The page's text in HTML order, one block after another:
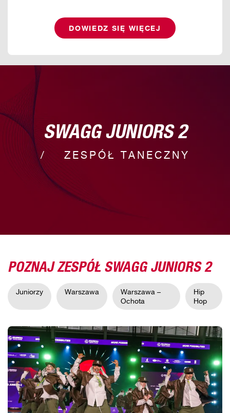
DOWIEDZ SIĘ WIĘCEJ
SWAGG JUNIORS 2
ZESPÓŁ TANECZNY
POZNAJ ZESPÓŁ SWAGG JUNIORS 2
Juniorzy Warszawa
Warszawa –
Ochota
Hip
Hop